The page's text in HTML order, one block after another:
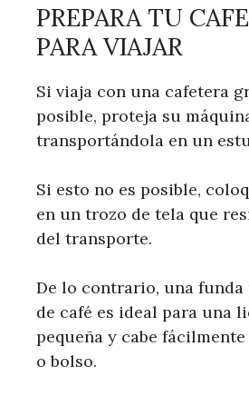
PREPARA TU
PARA VIAJAR
Si viaja con una cafetera
posible, proteja su
transportándola en un
Si esto no es posible,
en un trozo de tela que
del transporte.
De lo contrario, una
de café es ideal para una
pequeña y cabe
o bolso.